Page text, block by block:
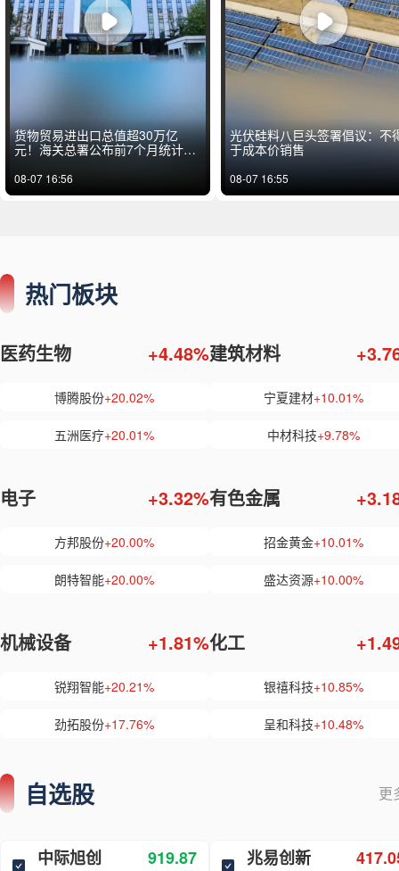
货物贸易进出口总值超30万亿
元！海关总署公布前7个月统计数
成
08-07 16:56
光伏硅料八巨头签署倡议：不
于成本价销售
08-07 16:55
热门板块
医药生物 +4.48%
博腾股份+20.02%
五洲医疗+20.01%
建筑材料
宁夏建材+10.01%
中材科技+9.78%
电子 +3.32%
方邦股份+20.00%
朗特智能+20.00%
有色金属
招金黄金+10.01%
盛达资源+10.00%
机械设备 +1.81%
锐翔智能+20.21%
劲拓股份+17.76%
化工
银禧科技+10.85%
呈和科技+10.48%
自选股 更
中际旭创 919.87 兆易创新